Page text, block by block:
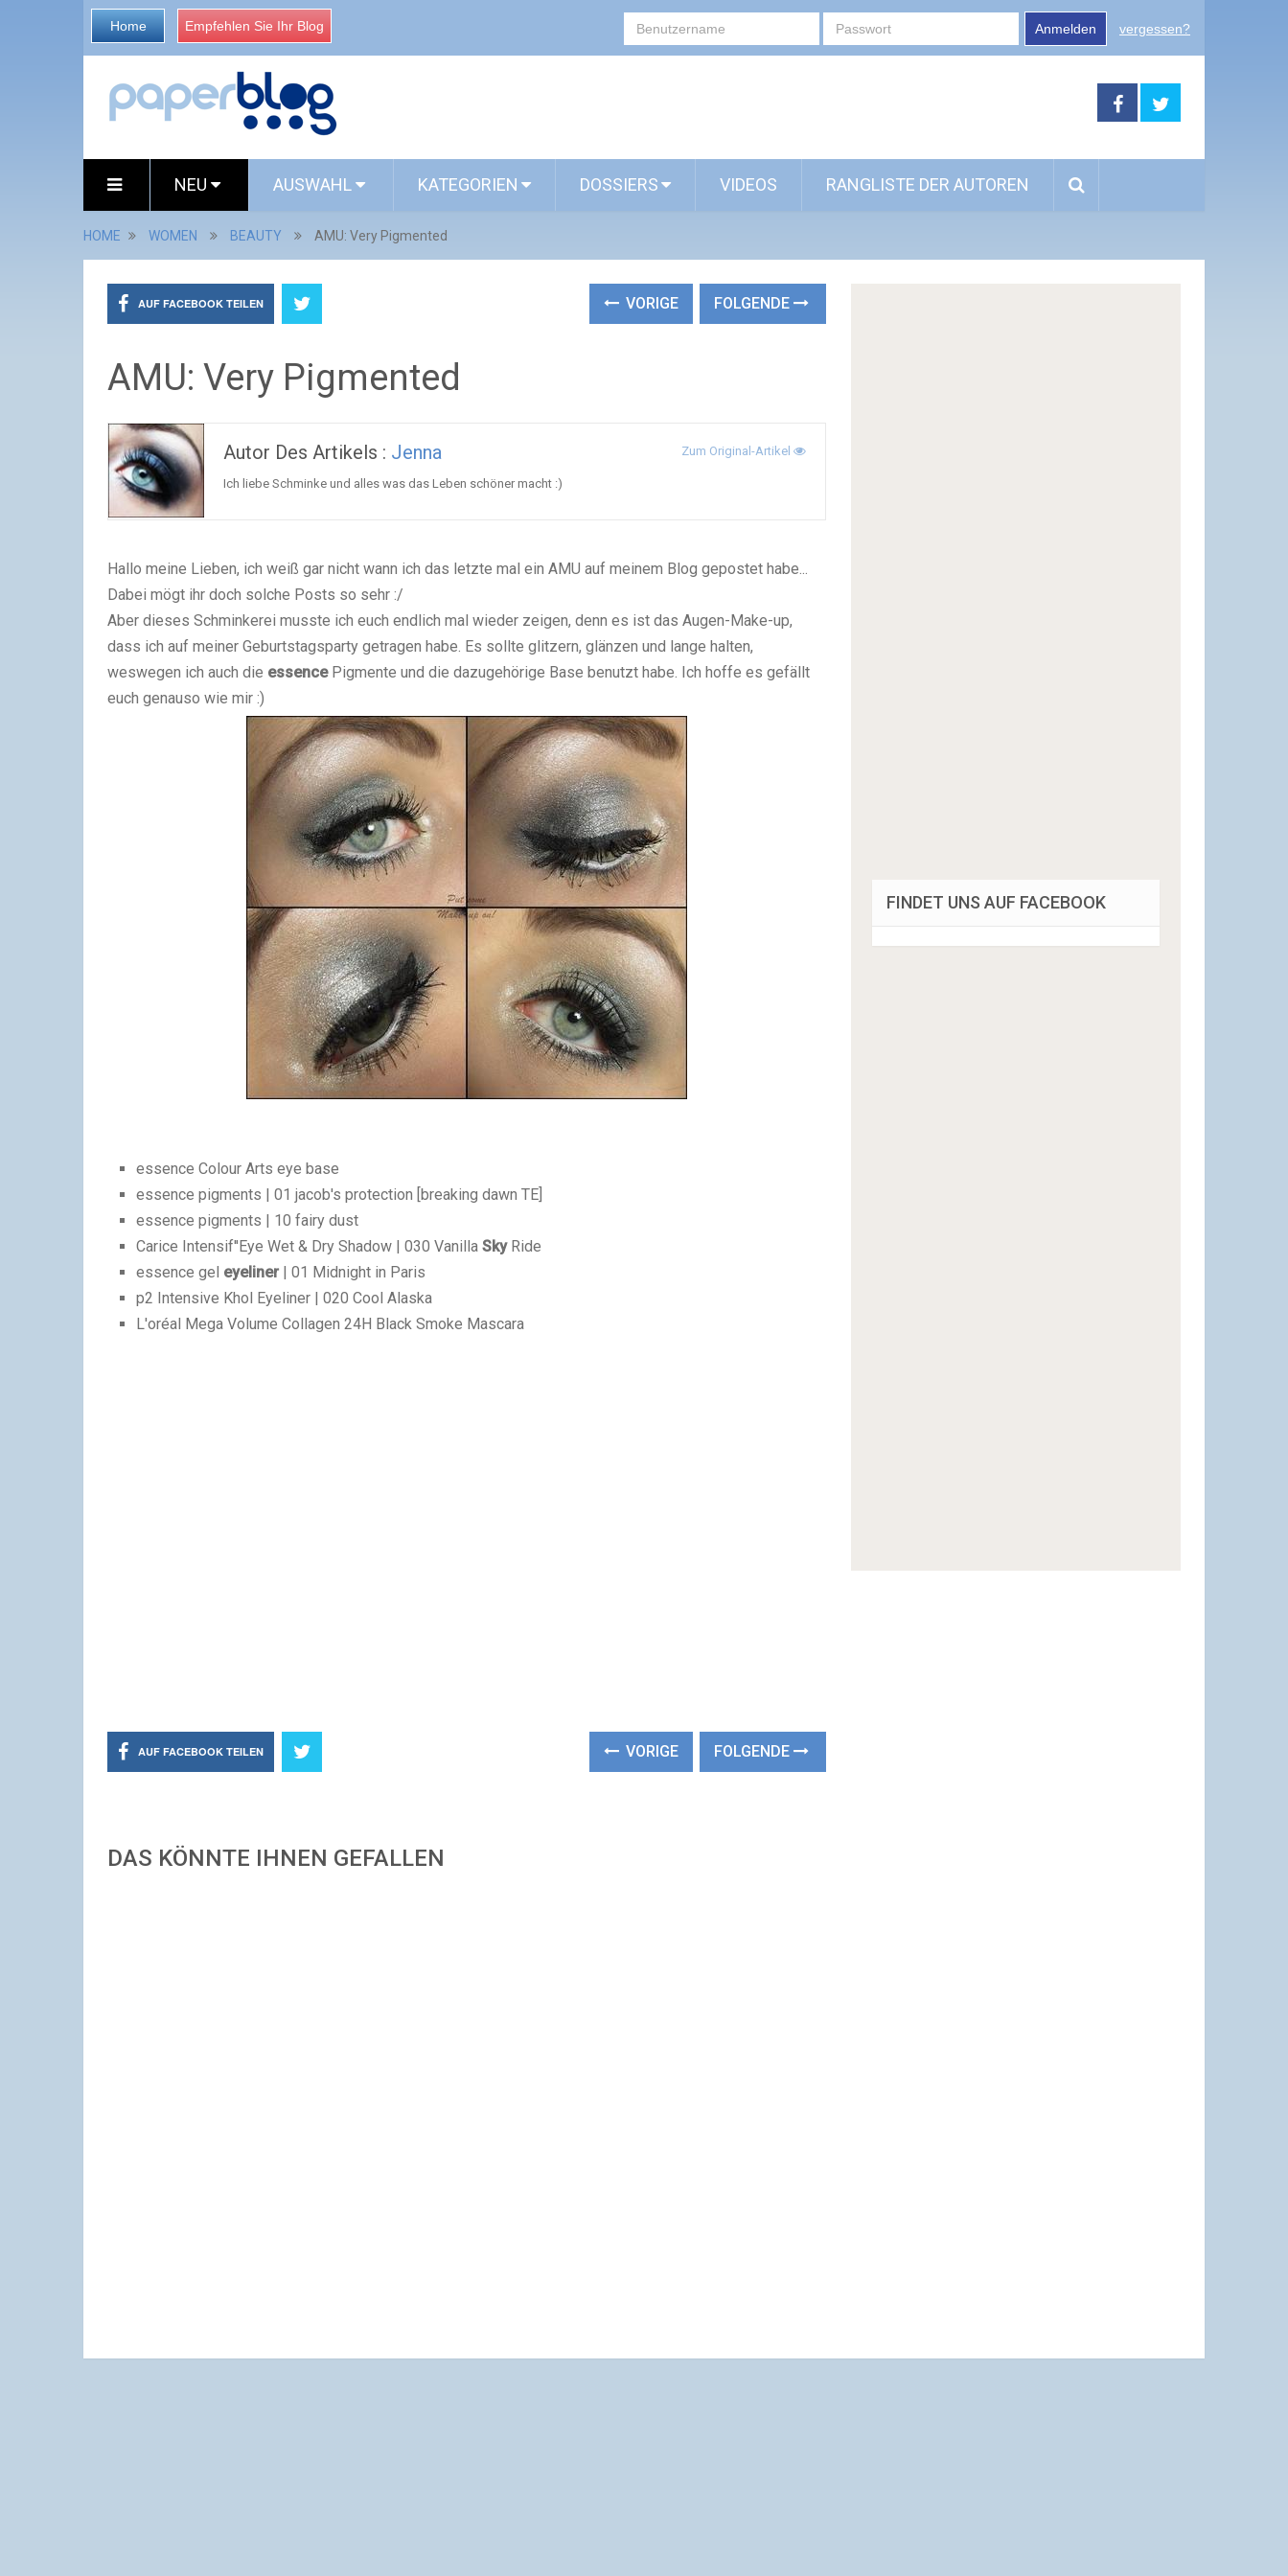
Home Empfehlen Sie Ihr Blog Anmelden vergessen?
NEU AUSWAHL KATEGORIEN DOSSIERS VIDEOS RANGLISTE DER AUTOREN
HOME WOMEN BEAUTY AMU: Very Pigmented
AUF FACEBOOK TEILEN VORIGE FOLGENDE
AMU: Very Pigmented
Autor Des Artikels : Jenna Zum Original-Artikel
Ich liebe Schminke und alles was das Leben schöner macht :)
Hallo meine Lieben, ich weiß gar nicht wann ich das letzte mal ein AMU auf meinem Blog gepostet habe...
Dabei mögt ihr doch solche Posts so sehr :/
Aber dieses Schminkerei musste ich euch endlich mal wieder zeigen, denn es ist das Augen-Make-up,
dass ich auf meiner Geburtstagsparty getragen habe. Es sollte glitzern, glänzen und lange halten,
weswegen ich auch die essencePigmente und die dazugehörige Base benutzt habe. Ich hoffe es gefällt
euch genauso wie mir :)
essence Colour Arts eye base
essence pigments | 01 jacob's protection [breaking dawn TE]
essence pigments | 10 fairy dust
Carice Intensif''Eye Wet & Dry Shadow | 030 VanillaSkyRide
essence gel eyeliner | 01 Midnight in Paris
p2 Intensive Khol Eyeliner | 020 Cool Alaska
L'oréal Mega Volume Collagen 24H Black Smoke Mascara
AUF FACEBOOK TEILEN VORIGE FOLGENDE
DAS KÖNNTE IHNEN GEFALLEN
FINDET UNS AUF FACEBOOK